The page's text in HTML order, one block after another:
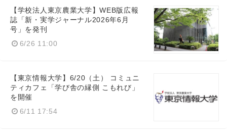
【学校法人東京農業大学】WEB版広報
誌「新・実学ジャーナル2026年6月
号」を発刊
6/26 11:00
【東京情報大学】6/20（土） コミュニ
ティカフェ「学び舎の縁側 こもれび」
を開催
6/11 17:54